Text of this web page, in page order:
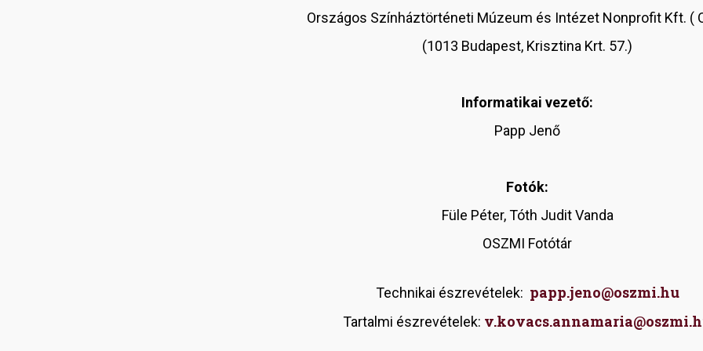
Országos Színháztörténeti Múzeum és Intézet Nonprofit Kft. (
(1013 Budapest, Krisztina Krt. 57.)
Informatikai vezető:
Papp Jenő
Fotók:
Füle Péter, Tóth Judit Vanda
OSZMI Fotótár
Technikai észrevételek: papp.jeno@oszmi.hu
Tartalmi észrevételek: